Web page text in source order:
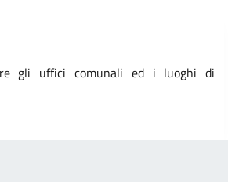
gli uffici comunali ed i luoghi di